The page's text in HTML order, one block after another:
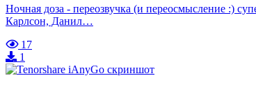
Ночная доза - переозвучка (и переосмысление :)
Карлсон, Данил…
17
1